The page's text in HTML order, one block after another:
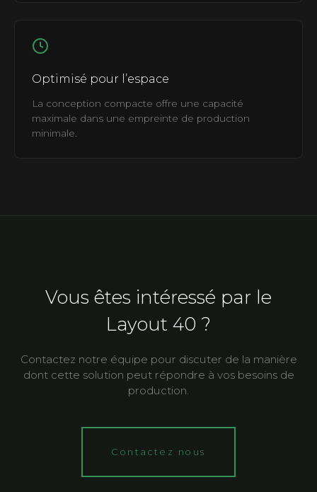
Optimisé pour l’espace
La conception compacte offre une capacité
maximale dans une empreinte de production
minimale.
Vous êtes intéressé par le
Layout 40 ?
Contactez notre équipe pour discuter de la manière
dont cette solution peut répondre à vos besoins de
production.
Contactez nous